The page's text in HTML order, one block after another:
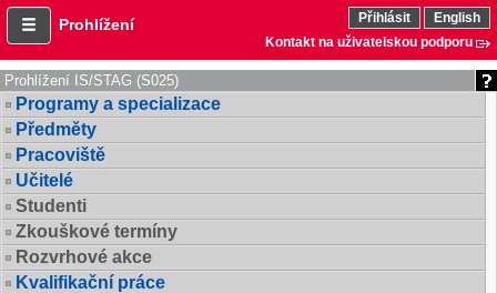
Prohlížení Přihlásit
English
Kontakt na uživatelskou podporu
Prohlížení IS/STAG (S025)
Programy a specializace
Předměty
Pracoviště
Učitelé
Studenti
Zkouškové termíny
Rozvrhové akce
Kvalifikační práce